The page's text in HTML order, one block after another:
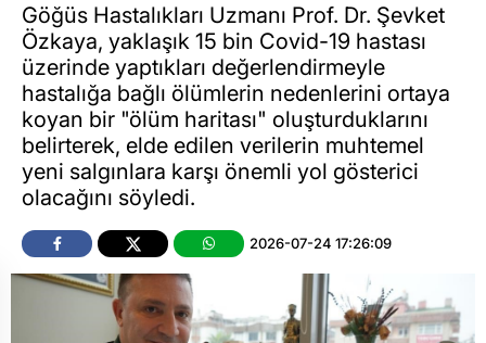
Göğüs Hastalıkları Uzmanı Prof. Dr. Şevket
Özkaya, yaklaşık 15 bin Covid-19 hastası
üzerinde yaptıkları değerlendirmeyle
hastalığa bağlı ölümlerin nedenlerini ortaya
koyan bir "ölüm haritası" oluşturduklarını
belirterek, elde edilen verilerin muhtemel
yeni salgınlara karşı önemli yol gösterici
olacağını söyledi.
2026-07-24 17:26:09